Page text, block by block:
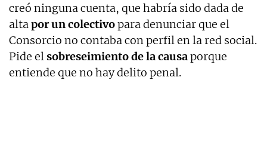
creó ninguna cuenta, que habría sido dada de
altapor un colectivopara denunciar que el
Consorcio no contaba con perfil en la red social.
Pide elsobreseimiento de la causaporque
entiende que no hay delito penal.